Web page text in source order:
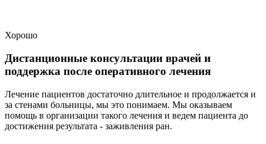
Хорошо
Дистанционные консультации врачей и
поддержка после оперативного лечения
Лечение пациентов достаточно длительное и продолжается и
за стенами больницы, мы это понимаем. Мы оказываем
помощь в организации такого лечения и ведем пациента до
достижения результата - заживления ран.